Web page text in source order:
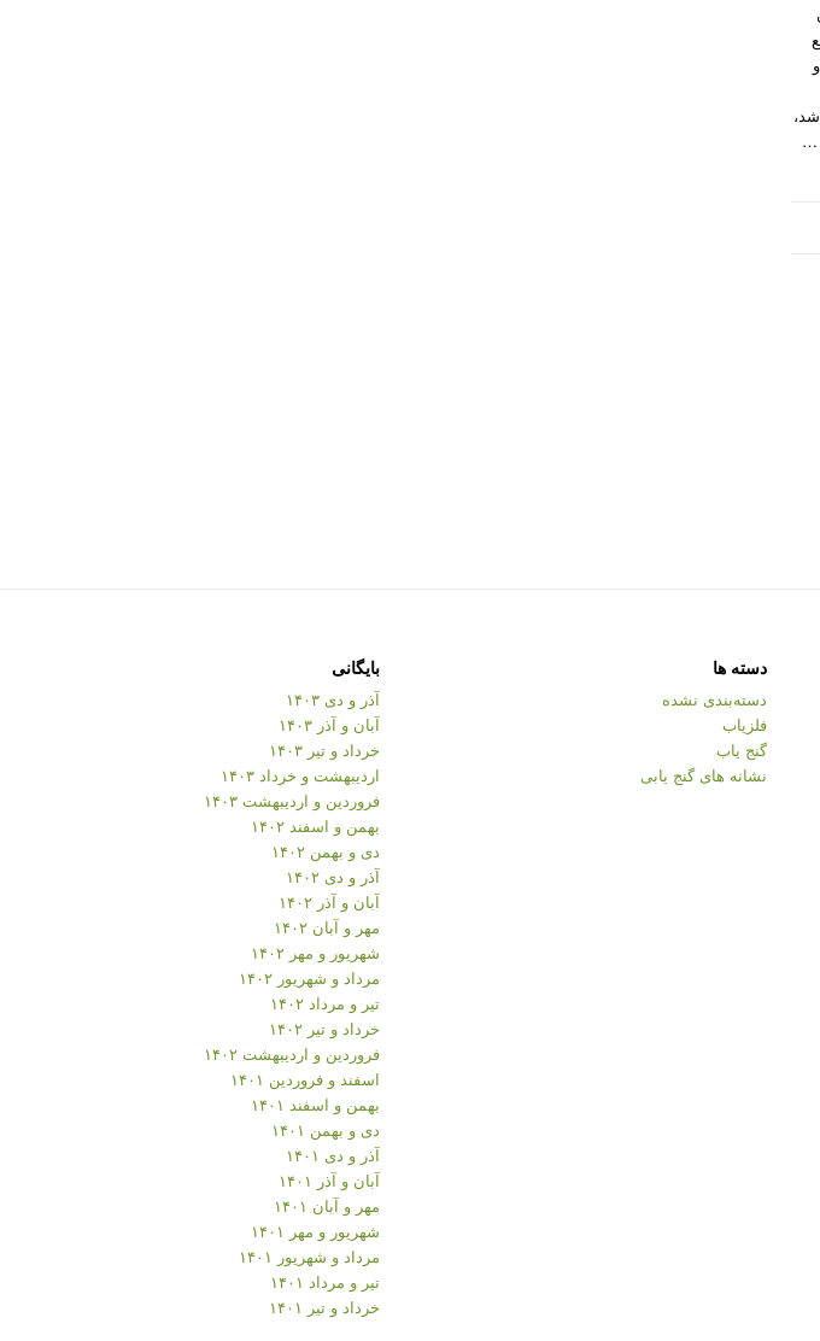
…
دسته ها
دسته‌بندی نشده
فلزیاب
گنج یاب
نشانه های گنج یابی
بایگانی
آذر و دی ۱۴۰۳
آبان و آذر ۱۴۰۳
خرداد و تیر ۱۴۰۳
اردیبهشت و خرداد ۱۴۰۳
فروردین و اردیبهشت ۱۴۰۳
بهمن و اسفند ۱۴۰۲
دی و بهمن ۱۴۰۲
آذر و دی ۱۴۰۲
آبان و آذر ۱۴۰۲
مهر و آبان ۱۴۰۲
شهریور و مهر ۱۴۰۲
مرداد و شهریور ۱۴۰۲
تیر و مرداد ۱۴۰۲
خرداد و تیر ۱۴۰۲
فروردین و اردیبهشت ۱۴۰۲
اسفند و فروردین ۱۴۰۱
بهمن و اسفند ۱۴۰۱
دی و بهمن ۱۴۰۱
آذر و دی ۱۴۰۱
آبان و آذر ۱۴۰۱
مهر و آبان ۱۴۰۱
شهریور و مهر ۱۴۰۱
مرداد و شهریور ۱۴۰۱
تیر و مرداد ۱۴۰۱
خرداد و تیر ۱۴۰۱